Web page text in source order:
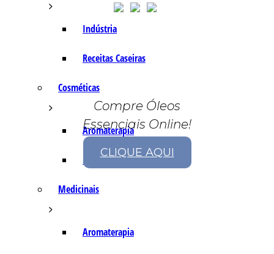
Indústria
Receitas Caseiras
Cosméticas
Aromaterapia
Fórmulas Caseiras
Medicinais
Aromaterapia
Compre Óleos
Essenciais Online!
CLIQUE AQUI